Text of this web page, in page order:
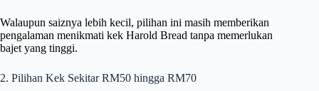
Walaupun saiznya lebih kecil, pilihan ini masih memberikan
pengalaman menikmati kek Harold Bread tanpa memerlukan
bajet yang tinggi.
2. Pilihan Kek Sekitar RM50 hingga RM70